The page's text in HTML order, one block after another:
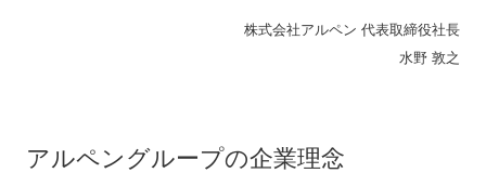
株式会社アルペン 代表取締役社長
水野 敦之
アルペングループの企業理念